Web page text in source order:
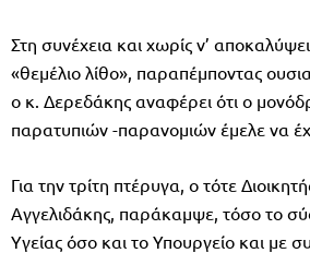
Στη συνέχεια και χωρίς ν’
«θεμέλιο λίθο», παραπέμποντας
ο κ. Δερεδάκης αναφέρει ότι ο
παρατυπιών -παρανομιών έμελε να
Για την τρίτη πτέρυγα, ο τότε
Αγγελιδάκης, παράκαμψε, τόσο το
Υγείας όσο και το Υπουργείο και με